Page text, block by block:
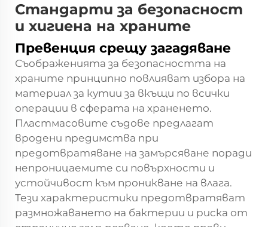
Стандарти за безопасност
и хигиена на храните
Превенция срещу загадяване
Съображенията за безопасността на
храните принципно повлияват избора на
материал за кутии за вкъщи по всички
операции в сферата на храненето.
Пластмасовите съдове предлагат
вродени предимства при
предотвратяване на замърсяване поради
непроницаемите си повърхности и
устойчивост към проникване на влага.
Тези характеристики предотвратяват
размножаването на бактерии и риска от